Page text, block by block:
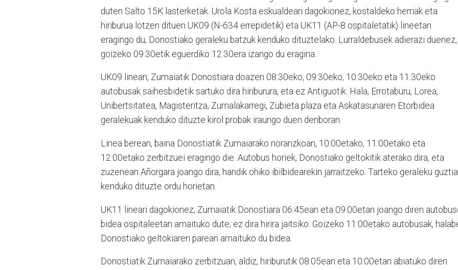
duten Salto 15K lasterketak. Urola Kosta eskualdeari dagokionez, kostaldeko herriak eta
hiriburua lotzen dituen UK09 (N-634 errepidetik) eta UK11 (AP-8 ospitaletatik) lineetan
eragingo du, Donostiako geraleku batzuk kenduko dituztelako. Lurraldebusek adierazi duenez,
goizeko 09:30etik eguerdiko 12:30era izango du eragina.
UK09 linean, Zumaiatik Donostiara doazen 08:30eko, 09:30eko, 10:30eko eta 11:30eko
autobusak saihesbidetik sartuko dira hiriburura, eta ez Antiguotik. Hala, Errotaburu, Lorea,
Unibertsitatea, Magisteritza, Zumalakarregi, Zubieta plaza eta Askatasunaren Etorbidea
geralekuak kenduko dituzte kirol probak iraungo duen denboran.
Linea berean, baina Donostiatik Zumaiarako noranzkoan, 10:00etako, 11:00etako eta
12:00etako zerbitzuei eragingo die. Autobus horiek, Donostiako geltokitik aterako dira, eta
zuzenean Añorgara joango dira, handik ohiko ibilbidearekin jarraitzeko. Tarteko geraleku
kenduko dituzte ordu horietan.
UK11 lineari dagokionez, Zumaiatik Donostiara 06:45ean eta 09:00etan joango diren
bidea ospitaleetan amaituko dute; ez dira hirira jaitsiko. Goizeko 11:00etako autobusak,
Donostiako geltokiaren parean amaituko du bidea.
Donostiatik Zumaiarako zerbitzuan, aldiz, hiriburutik 08:05ean eta 10:00etan abiatuko diren